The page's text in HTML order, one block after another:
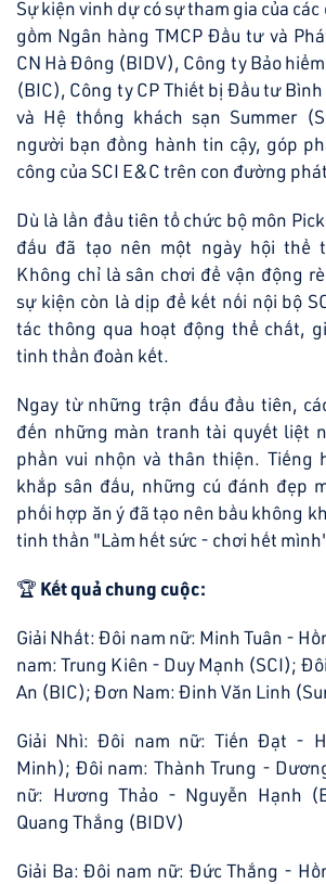
Sự kiện vinh dự có sự tham gia của
gồm Ngân hàng TMCP Đầu tư và
CN Hà Đông (BIDV), Công ty Bảo
(BIC), Công ty CP Thiết bị Đầu tư
và Hệ thống khách sạn Summer
người bạn đồng hành tin cậy, góp
công của SCI E&C trên con đường
Dù là lần đầu tiên tổ chức bộ môn
đấu đã tạo nên một ngày hội thể
Không chỉ là sân chơi để vận động
sự kiện còn là dịp để kết nối nội bộ
tác thông qua hoạt động thể chất,
tinh thần đoàn kết.
Ngay từ những trận đấu đầu tiên,
đến những màn tranh tài quyết liệt
phần vui nhộn và thân thiện. Tiếng
khắp sân đấu, những cú đánh đẹp
phối hợp ăn ý đã tạo nên bầu không
tinh thần "Làm hết sức - chơi hết
🏆 Kết quả chung cuộc:
Giải Nhất: Đôi nam nữ: Minh Tuân -
nam: Trung Kiên - Duy Mạnh (SCI);
An (BIC); Đơn Nam: Đinh Văn Linh
Giải Nhì: Đôi nam nữ: Tiến Đạt -
Minh); Đôi nam: Thành Trung -
nữ: Hương Thảo - Nguyễn Hạnh
Quang Thắng (BIDV)
Giải Ba: Đôi nam nữ: Đức Thắng -